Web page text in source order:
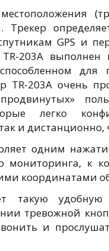
Трекер
GPS и
TR-203A
TR-203A очень
легко
и дистанционно,
одним
мониторинга, к
координатами
такую
тревожной
и